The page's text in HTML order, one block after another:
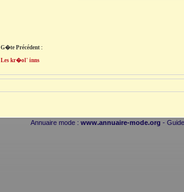
G�te Précédent :
Les kr�ol' inns
Annuaire mode : www.annuaire-mode.org -